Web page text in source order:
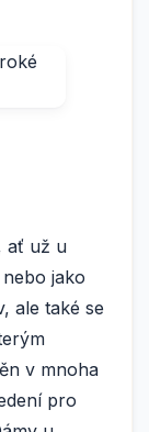
ať už u
jako
ale také se
v mnoha
pro